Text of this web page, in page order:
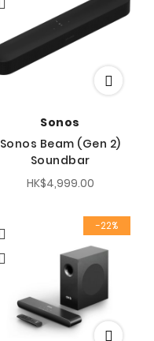
Sonos
Sonos Beam (Gen 2)
Soundbar
HK$4,999.00
-22%